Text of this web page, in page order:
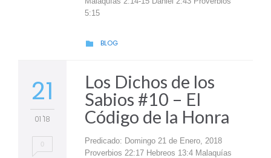
5:15
 CATEGORY
BLOG
21
01 '18
0
Los Dichos de los
Sabios #10 – El
Código de la Honra
Predicado: Domingo 21 de Enero, 2018
Proverbios 22:17 Hebreos 13:4 Malaquías